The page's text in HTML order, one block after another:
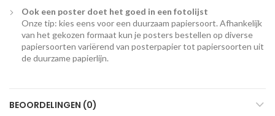
Ook een poster doet het goed in een fotolijst
Onze tip: kies eens voor een duurzaam papiersoort. Afhankelijk
van het gekozen formaat kun je posters bestellen op diverse
papiersoorten variërend van posterpapier tot papiersoorten uit
de duurzame papierlijn.
BEOORDELINGEN (0)